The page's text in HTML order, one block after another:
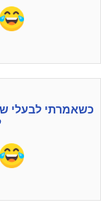
כשאמרתי לבעלי